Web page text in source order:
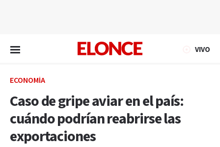
VIVO
ECONOMÍA
Caso de gripe aviar en el país:
cuándo podrían reabrirse las
exportaciones